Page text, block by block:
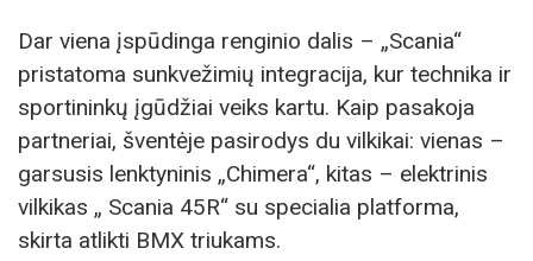
Dar viena įspūdinga renginio dalis – „Scania“
pristatoma sunkvežimių integracija, kur technika ir
sportininkų įgūdžiai veiks kartu. Kaip pasakoja
partneriai, šventėje pasirodys du vilkikai: vienas –
garsusis lenktyninis „Chimera“, kitas – elektrinis
vilkikas „ Scania 45R“ su specialia platforma,
skirta atlikti BMX triukams.